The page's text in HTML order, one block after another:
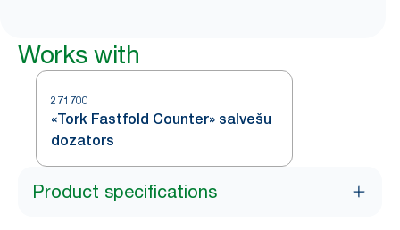
Works with
271700
«Tork Fastfold Counter» salvešu
dozators
Product specifications